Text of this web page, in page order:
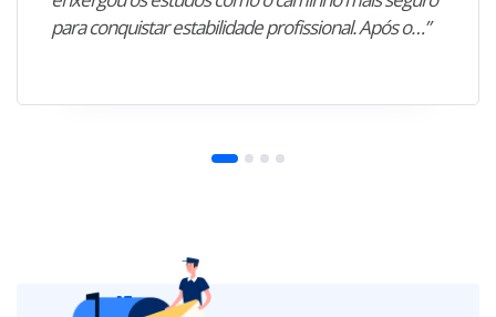
para conquistar estabilidade profissional. Após o…”